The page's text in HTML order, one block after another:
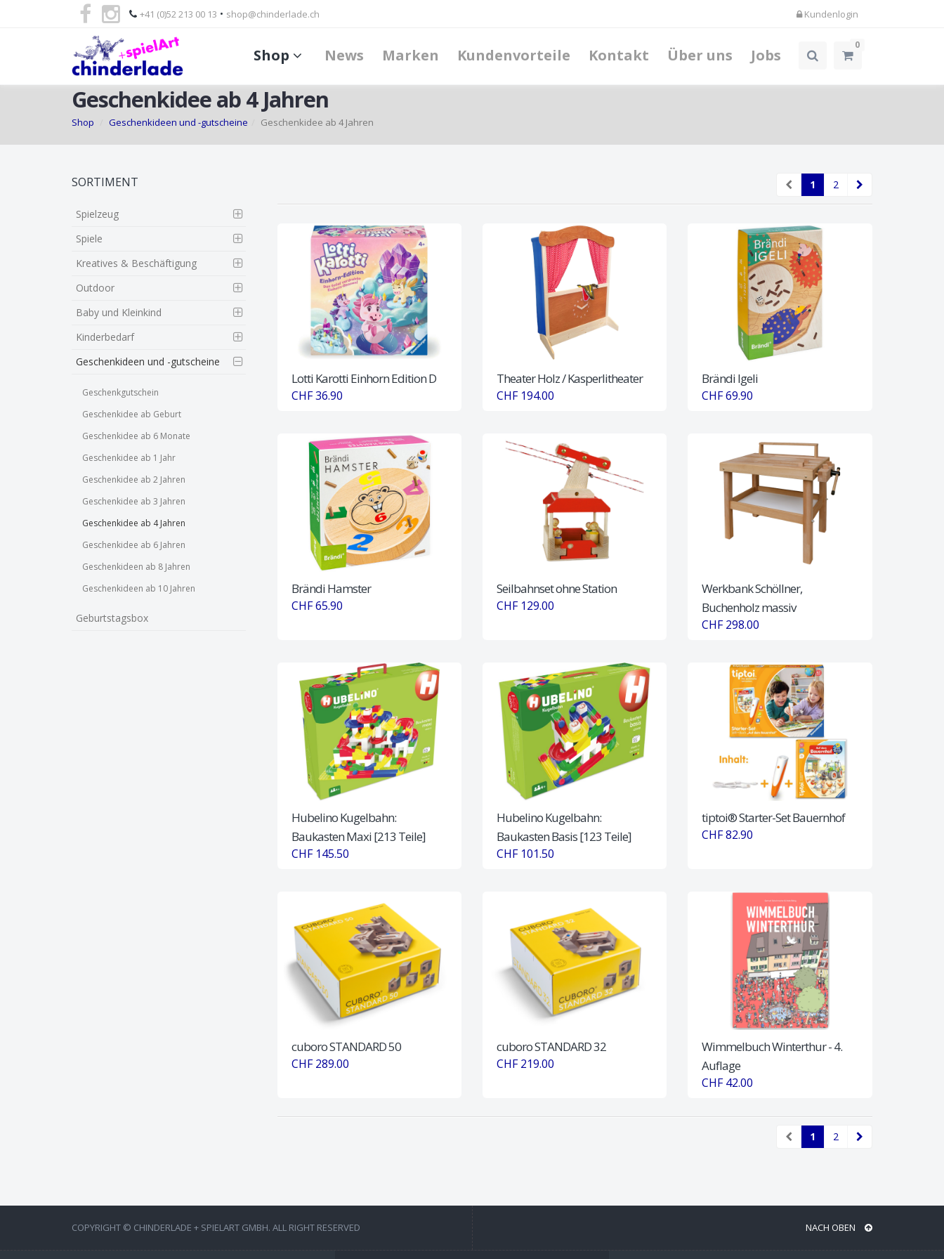
+41 (0)52 213 00 13 • shop@chinderlade.ch Kundenlogin
Shop News Marken Kundenvorteile Kontakt Über uns Jobs
0
Geschenkidee ab 4 Jahren
Shop Geschenkideen und -gutscheine Geschenkidee ab 4 Jahren
SORTIMENT
Spielzeug
Spiele
Kreatives & Beschäftigung
Outdoor
Baby und Kleinkind
Kinderbedarf
Geschenkideen und -gutscheine
Geschenkgutschein
Geschenkidee ab Geburt
Geschenkidee ab 6 Monate
Geschenkidee ab 1 Jahr
Geschenkidee ab 2 Jahren
Geschenkidee ab 3 Jahren
Geschenkidee ab 4 Jahren
Geschenkidee ab 6 Jahren
Geschenkideen ab 8 Jahren
Geschenkideen ab 10 Jahren
Geburtstagsbox
1 2
Lotti Karotti Einhorn Edition D
CHF 36.90
Theater Holz / Kasperlitheater
CHF 194.00
Brändi Igeli
CHF 69.90
Brändi Hamster
CHF 65.90
Seilbahnset ohne Station
CHF 129.00
Werkbank Schöllner,
Buchenholz massiv
CHF 298.00
Hubelino Kugelbahn:
Baukasten Maxi [213 Teile]
CHF 145.50
Hubelino Kugelbahn:
Baukasten Basis [123 Teile]
CHF 101.50
tiptoi® Starter-Set Bauernhof
CHF 82.90
cuboro STANDARD 50
CHF 289.00
cuboro STANDARD 32
CHF 219.00
Wimmelbuch Winterthur - 4.
Auflage
CHF 42.00
1 2
COPYRIGHT © CHINDERLADE + SPIELART GMBH. ALL RIGHT RESERVED NACH OBEN